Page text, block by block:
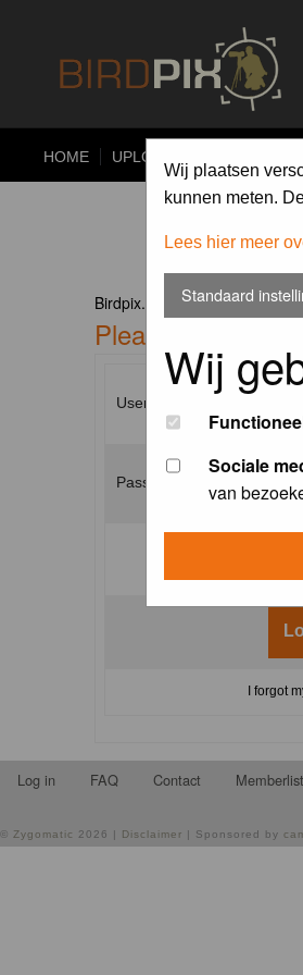
HOME UPLOAD
Wij plaatsen
kunnen meten.
Lees hier meer
Standaard
Wij
Sociale
van
Birdpix.nl Forum Index
Please enter your
Username:
Password:
I forgot
Log in FAQ Contact Memberlist
© Zygomatic 2026 | Disclaimer | Sponsored by